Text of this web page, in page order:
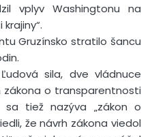
vplyv Washingtonu na
Gruzínsko stratilo šancu
sila, dve vládnuce
zákona o transparentnosti
sa tiež nazýva „zákon o
že návrh zákona viedol